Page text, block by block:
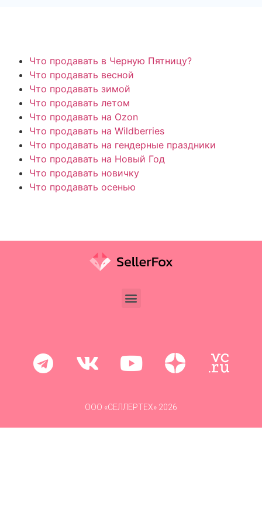
Что продавать в Черную Пятницу?
Что продавать весной
Что продавать зимой
Что продавать летом
Что продавать на Ozon
Что продавать на Wildberries
Что продавать на гендерные праздники
Что продавать на Новый Год
Что продавать новичку
Что продавать осенью
ООО «СЕЛЛЕРТЕХ» 2026